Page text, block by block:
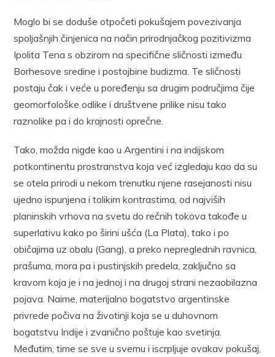
Moglo bi se doduše otpočeti pokušajem povezivanja
spoljašnjih činjenica na način prirodnjačkog pozitivizma
Ipolita Tena s obzirom na specifične sličnosti između
Borhesove sredine i postojbine budizma. Te sličnosti
postaju čak i veće u poređenju sa drugim područjima čije
geomorfološke odlike i društvene prilike nisu tako
raznolike pa i do krajnosti oprečne.
Tako, možda nigde kao u Argentini i na indijskom
potkontinentu prostranstva koja već izgledaju kao da su
se otela prirodi u nekom trenutku njene rasejanosti nisu
ujedno ispunjena i tolikim kontrastima, od najviših
planinskih vrhova na svetu do rečnih tokova takođe u
superlativu kako po širini ušća (La Plata), tako i po
običajima uz obalu (Gang), a preko nepreglednih ravnica,
prašuma, mora pa i pustinjskih predela, zaključno sa
kravom koja je i na jednoj i na drugoj strani nezaobilazna
pojava. Naime, materijalno bogatstvo argentinske
privrede počiva na životinji koja se u duhovnom
bogatstvu Indije i zvanično poštuje kao svetinja.
Međutim, time se sve u svemu i iscrpljuje ovakav pokušaj,